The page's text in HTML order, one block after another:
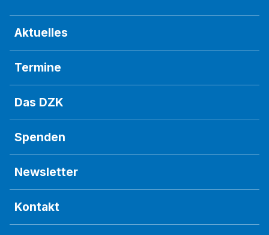
Aktuelles
Termine
Das DZK
Spenden
Newsletter
Kontakt